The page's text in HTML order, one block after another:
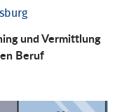
und Vermittlung
Beruf